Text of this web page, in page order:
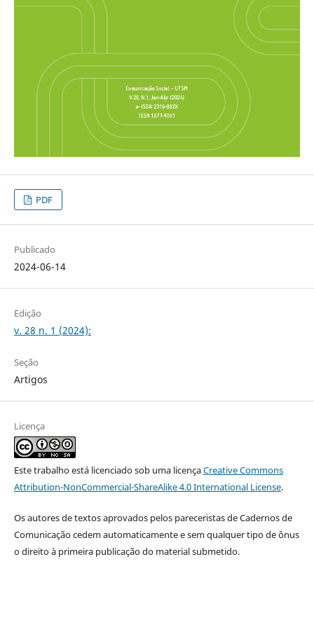
PDF
Publicado
2024-06-14
Edição
v. 28 n. 1 (2024):
Seção
Artigos
Licença
Este trabalho está licenciado sob uma licençaCreative Commons
Attribution-NonCommercial-ShareAlike 4.0 International License.
Os autores de textos aprovados pelos pareceristas de Cadernos de
Comunicação cedem automaticamente e sem qualquer tipo de ônus
o direito à primeira publicação do material submetido.